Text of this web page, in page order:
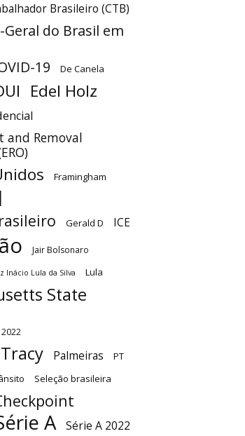
Brasileiro (CTB)
do Brasil em
19 De Canela
Edel Holz
and Removal
Framingham
Gerald D ICE
Jair Bolsonaro
Inácio Lula da Silva Lula
State
Palmeiras
PT
Seleção brasileira
A Série A 2022